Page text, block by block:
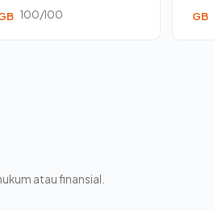
100/100 GB
atau finansial.